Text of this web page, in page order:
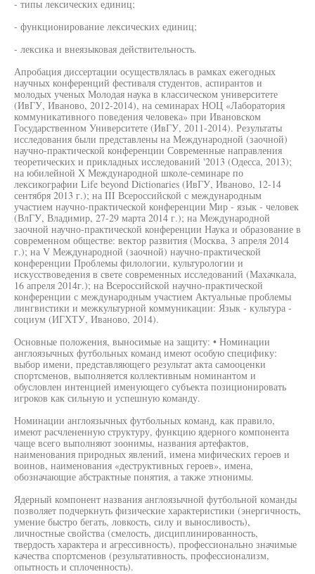
- типы лексических единиц;
- функционирование лексических единиц;
- лексика и внеязыковая действительность.
Апробация диссертации осуществлялась в рамках ежегодных
научных конференций фестиваля студентов, аспирантов и
молодых ученых Молодая наука в классическом университете
(ИвГУ, Иваново, 2012-2014), на семинарах НОЦ «Лаборатория
коммуникативного поведения человека» при Ивановском
Государственном Университете (ИвГУ, 2011-2014). Результаты
исследования были представлены на Международной (заочной)
научно-практической конференции Современные направления
теоретических и прикладных исследований '2013 (Одесса, 2013);
на юбилейной X Международной школе-семинаре по
лексикографии Life beyond Dictionaries (ИвГУ, Иваново, 12-14
сентября 2013 г.); на III Всероссийской с международным
участием научно-практической конференции Мир - язык - человек
(ВлГУ, Владимир, 27-29 марта 2014 г.); на Международной
заочной научно-практической конференции Наука и образование в
современном обществе: вектор развития (Москва, 3 апреля 2014
г.); на V Международной (заочной) научно-практической
конференции Проблемы филологии, культурологии и
искусствоведения в свете современных исследований (Махачкала,
16 апреля 2014г.); на Всероссийской научно-практической
конференции с международным участием Актуальные проблемы
лингвистики и межкультурной коммуникации: Язык - культура -
социум (ИГХТУ, Иваново, 2014).
Основные положения, выносимые на защиту: • Номинации
англоязычных футбольных команд имеют особую специфику:
выбор имени, представляющего результат акта самооценки
спортсменов, выполняется коллективным номинантом и
обусловлен интенцией именующего субъекта позиционировать
игроков как сильную и успешную команду.
Номинации англоязычных футбольных команд, как правило,
имеют расчлененную структуру, функцию ядерного компонента
чаще всего выполняют зоонимы, названия артефактов,
наименования природных явлений, имена мифических героев и
воинов, наименования «деструктивных героев», имена,
обозначающие абстрактные понятия, а также этнонимы.
Ядерный компонент названия англоязычной футбольной команды
позволяет подчеркнуть физические характеристики (энергичность,
умение быстро бегать, ловкость, силу и выносливость),
личностные свойства (смелость, дисциплинированность,
твердость характера и агрессивность), профессионально значимые
качества спортсменов (результативность, профессионализм,
опытность и сплоченность).